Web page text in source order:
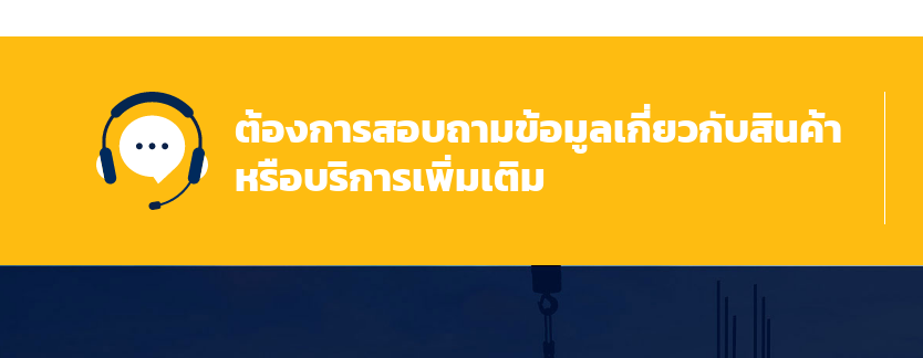
ต้องการสอบถามข้อมูลเกี่ยวกับสินค้า
หรือบริการเพิ่มเติม